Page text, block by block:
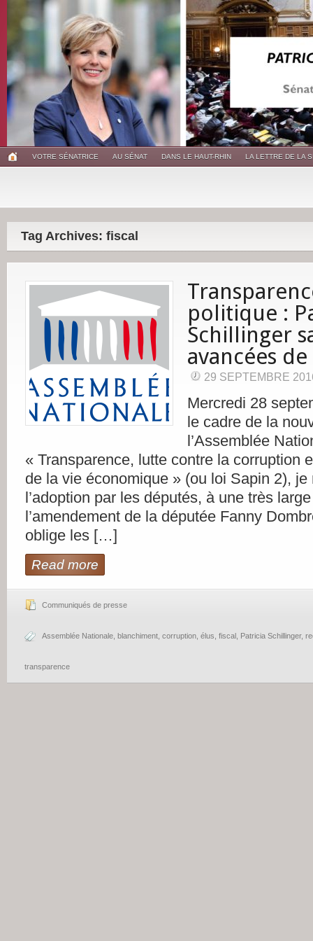
VOTRE SÉNATRICE AU SÉNAT DANS LE HAUT-RHIN LA LETTRE DE LA
Tag Archives: fiscal
politique :
Schillinger
avancées
29 SEPTEMBRE
Mercredi 28
le cadre de la
l’Assemblée
« Transparence, lutte contre la corruption
de la vie économique » (ou loi Sapin 2), je
l’adoption par les députés, à une très
l’amendement de la députée Fanny
oblige les […]
Read more
Communiqués de presse
Assemblée Nationale blanchiment corruption élus fiscal Patricia Schillinger,
transparence